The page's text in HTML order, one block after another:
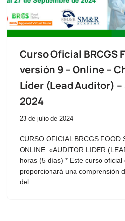
Curso Oficial BRCGS
versión 9 – Online –
Líder (Lead Auditor)
2024
23 de julio de 2024
CURSO OFICIAL BRCGS FOOD
ONLINE: «AUDITOR LIDER
horas (5 días) * Este curso
proporcionará una comprensión
del…